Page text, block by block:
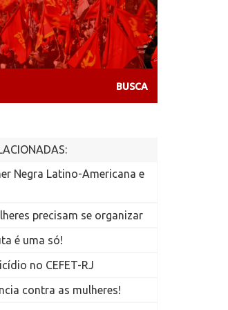
Negra Latino-Americana e
precisam se organizar
é uma só!
no CEFET-RJ
contra as mulheres!